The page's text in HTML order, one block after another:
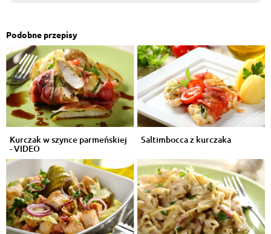
Podobne przepisy
Kurczak w szynce parmeńskiej
- VIDEO
Saltimbocca z kurczaka